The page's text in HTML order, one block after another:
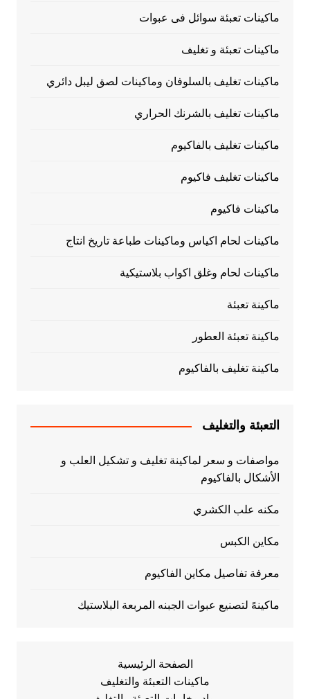
ماكينات تعبئة سوائل فى عبوات
ماكينات تعبئة و تغليف
ماكينات تغليف بالسلوفان وماكينات لصق ليبل دائري
ماكينات تغليف بالشرنك الحراري
ماكينات تغليف بالفاكيوم
ماكينات تغليف فاكيوم
ماكينات فاكيوم
ماكينات لحام اكياس وماكينات طباعة تاريخ انتاج
ماكينات لحام وغلق اكواب بلاستيكية
ماكينة تعبئة
ماكينة تعبئة العطور
ماكينة تغليف بالفاكيوم
التعبئة والتغليف
مواصفات و سعر لماكينة تغليف و تشكيل العلب و
الأشكال بالفاكيوم
مكنه علب الكشري
مكاين الكبس
معرفة تفاصيل مكاين الفاكيوم
ماكينهً لتصنيع عبوات الجبنه المربعة البلاستيك
الصفحة الرئيسية
ماكينات التعبئة والتغليف